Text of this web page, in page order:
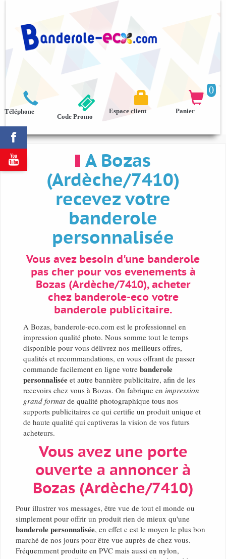



Téléphone
0

Panier

Espace client
Code Promo
A Bozas
(Ardèche/7410)
recevez votre
banderole
personnalisée
Vous avez besoin d'une banderole
pas cher pour vos evenements à
Bozas (Ardèche/7410), acheter
chez banderole-eco votre
banderole publicitaire.
A Bozas, banderole-eco.com est le professionnel en
impression qualité photo. Nous somme tout le temps
disponible pour vous délivrez nos meilleurs offres,
qualités et recommandations, en vous offrant de passer
commande facilement en ligne votre banderole
personnalisée et autre bannière publicitaire, afin de les
recevoirs chez vous à Bozas. On fabrique en impression
grand formatde qualité photographique tous nos
supports publicitaires ce qui certifie un produit unique et
de haute qualité qui captiveras la vision de vos futurs
acheteurs.
Vous avez une porte
ouverte a annoncer à
Bozas (Ardèche/7410)
Pour illustrer vos messages, être vue de tout el monde ou
simplement pour offrir un produit rien de mieux qu'une
banderole personnalisée, en effet c est le moyen le plus bon
marché de nos jours pour être vue auprès de chez vous.
Fréquemment produite en PVC mais aussi en nylon,